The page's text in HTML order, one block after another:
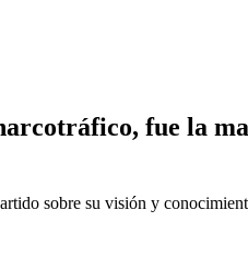
fue la
sobre su visión y